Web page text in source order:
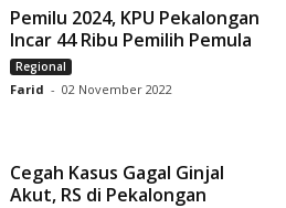
Pemilu 2024, KPU Pekalongan
Incar 44 Ribu Pemilih Pemula
Regional
Farid - 02 November 2022
Cegah Kasus Gagal Ginjal
Akut, RS di Pekalongan